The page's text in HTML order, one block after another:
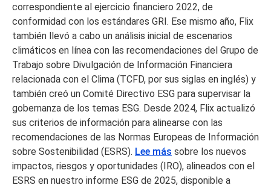
correspondiente al ejercicio financiero 2022, de
conformidad con los estándares GRI. Ese mismo año, Flix
también llevó a cabo un análisis inicial de escenarios
climáticos en línea con las recomendaciones del Grupo de
Trabajo sobre Divulgación de Información Financiera
relacionada con el Clima (TCFD, por sus siglas en inglés) y
también creó un Comité Directivo ESG para supervisar la
gobernanza de los temas ESG. Desde 2024, Flix actualizó
sus criterios de información para alinearse con las
recomendaciones de las Normas Europeas de Información
sobre Sostenibilidad (ESRS). Lee más sobre los nuevos
impactos, riesgos y oportunidades (IRO), alineados con el
ESRS en nuestro informe ESG de 2025, disponible a